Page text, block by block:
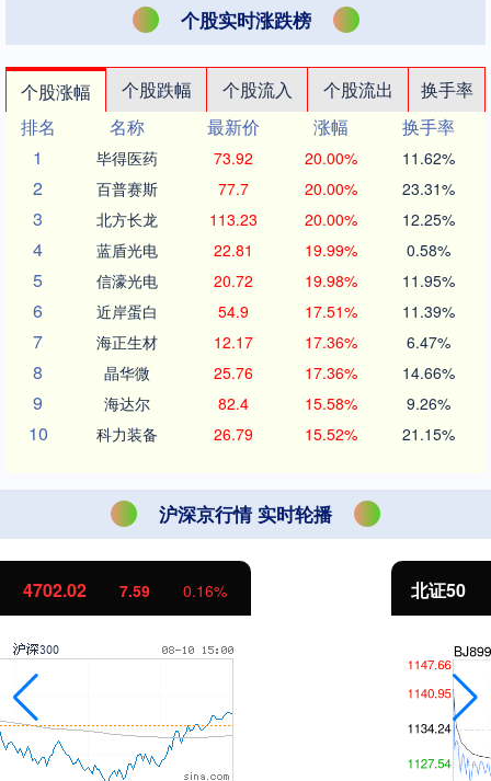
个股实时涨跌榜
个股涨幅 个股跌幅 个股流入 个股流出
换手率
排名
名称 最新价 涨幅
换手率
1
毕得医药 73.92 20.00% 11.62%
2 百普赛斯 77.7 20.00% 23.31%
3 北方长龙 113.23 20.00% 12.25%
4 蓝盾光电 22.81 19.99% 0.58%
5 信濠光电 20.72 19.98% 11.95%
6 近岸蛋白 54.9 17.51% 11.39%
7 海正生材 12.17 17.36% 6.47%
8 晶华微 25.76 17.36% 14.66%
9 海达尔 82.4 15.58% 9.26%
10 科力装备 26.79 15.52% 21.15%
沪深京行情 实时轮播
北证50 1122.88